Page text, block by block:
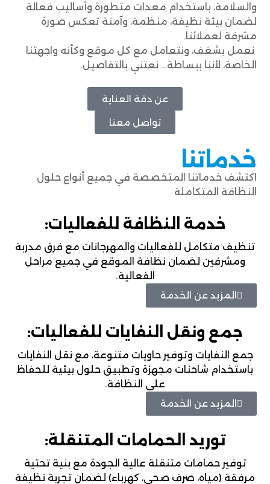
والسلامة، باستخدام معدات متطورة وأساليب فعالة
لضمان بيئة نظيفة، منظمة، وآمنة تعكس صورة
مشرفة لعملائنا.
نعمل بشغف، ونتعامل مع كل موقع وكأنه واجهتنا
الخاصة، لأننا ببساطة… نعتني بالتفاصيل.
عن دقة العناية
تواصل معنا
خدماتنا
اكتشف خدماتنا المتخصصة في جميع أنواع حلول
النظافة المتكاملة
خدمة النظافة للفعاليات:
تنظيف متكامل للفعاليات والمهرجانات مع فرق مدربة
ومشرفين لضمان نظافة الموقع في جميع مراحل
الفعالية.
المزيد عن الخدمة
جمع ونقل النفايات للفعاليات:
جمع النفايات وتوفير حاويات متنوعة، مع نقل النفايات
باستخدام شاحنات مجهزة وتطبيق حلول بيئية للحفاظ
على النظافة.
المزيد عن الخدمة
توريد الحمامات المتنقلة:
توفير حمامات متنقلة عالية الجودة مع بنية تحتية
مرفقة (مياه، صرف صحي، كهرباء) لضمان تجربة نظيفة